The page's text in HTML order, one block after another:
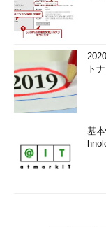
ト
基